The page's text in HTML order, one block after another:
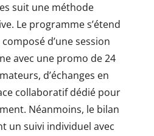
suit une méthode
Le programme s’étend
d’une session
avec une promo de 24
d’échanges en
collaboratif dédié pour
Néanmoins, le bilan
un suivi individuel avec